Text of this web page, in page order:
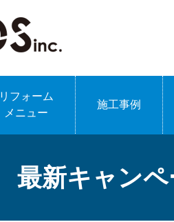
リフォーム
メニュー
施工事例
最新キャン